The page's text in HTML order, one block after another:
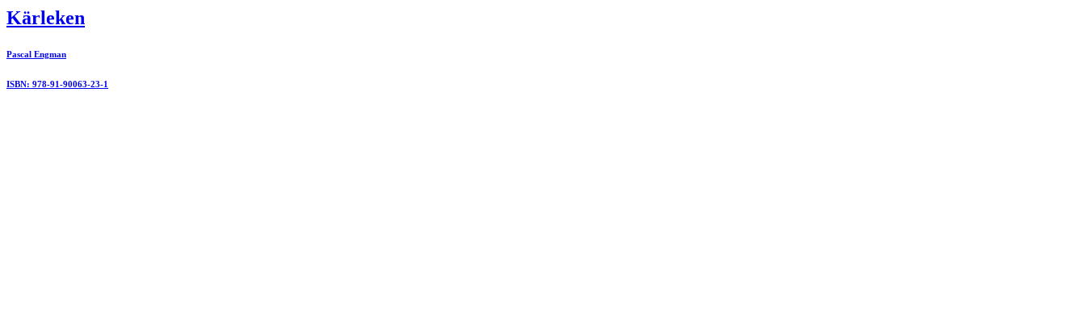
Kärleken
Pascal Engman
ISBN: 978-91-90063-23-1